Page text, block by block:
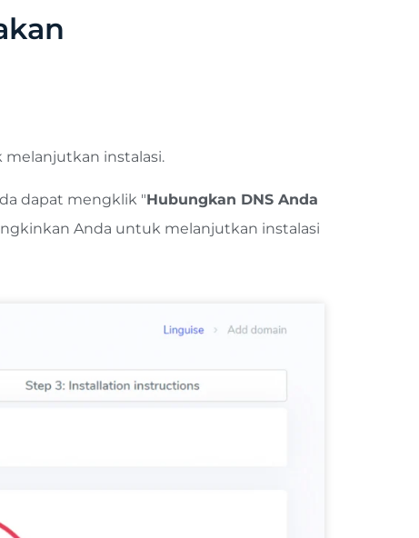
instalasi.
dapat mengklik "Hubungkan DNS Anda
Anda untuk melanjutkan instalasi